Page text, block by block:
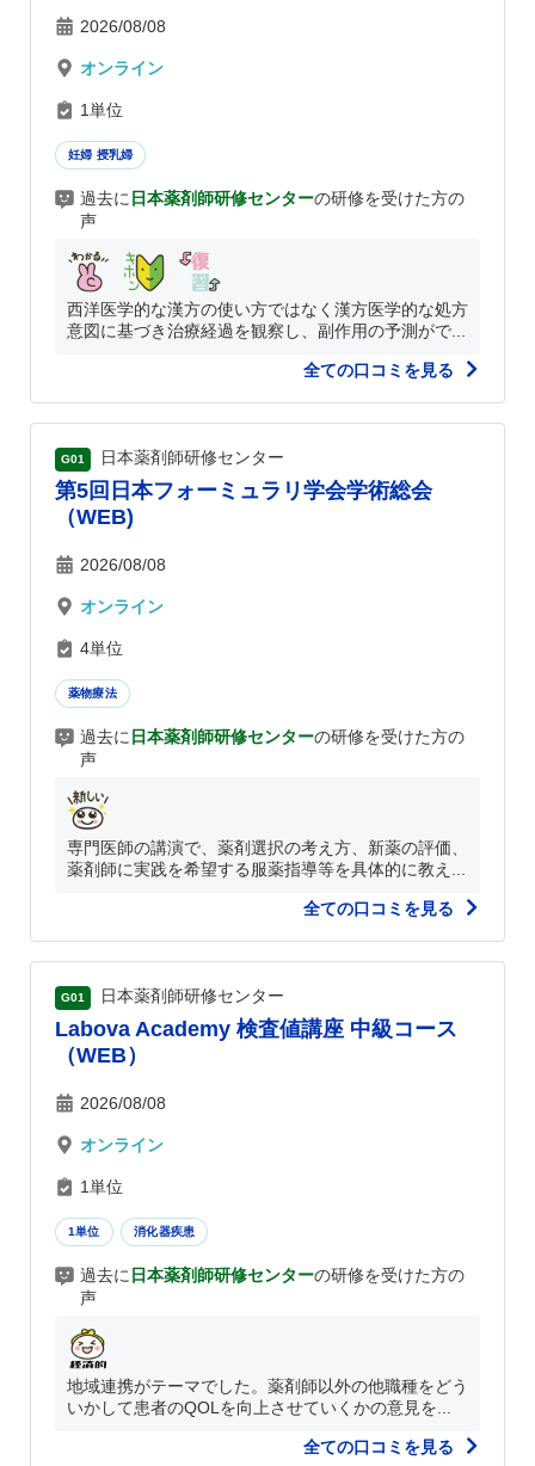
2026/08/08
オンライン
1単位
妊婦 授乳婦
過去に 日本薬剤師研修センターの研修を受けた方の
声
西洋医学的な漢方の使い方ではなく漢方医学的な処方
意図に基づき治療経過を観察し、副作用の予測がで...
全ての口コミを見る
G01 日本薬剤師研修センター
第5回日本フォーミュラリ学会学術総会
（WEB)
2026/08/08
オンライン
4単位
薬物療法
過去に 日本薬剤師研修センターの研修を受けた方の
声
専門医師の講演で、薬剤選択の考え方、新薬の評価、
薬剤師に実践を希望する服薬指導等を具体的に教え...
全ての口コミを見る
G01 日本薬剤師研修センター
Labova Academy 検査値講座 中級コース
（WEB）
2026/08/08
オンライン
1単位
1単位 消化器疾患
過去に 日本薬剤師研修センターの研修を受けた方の
声
地域連携がテーマでした。薬剤師以外の他職種をどう
いかして患者のQOLを向上させていくかの意見を...
全ての口コミを見る